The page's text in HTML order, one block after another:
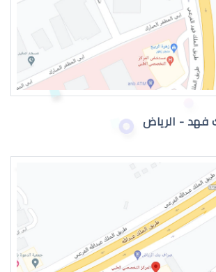
عيون الطفل الرضيع تدمع
حول عيون الاطفال الرضع